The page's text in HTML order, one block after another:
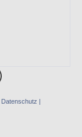
Datenschutz |